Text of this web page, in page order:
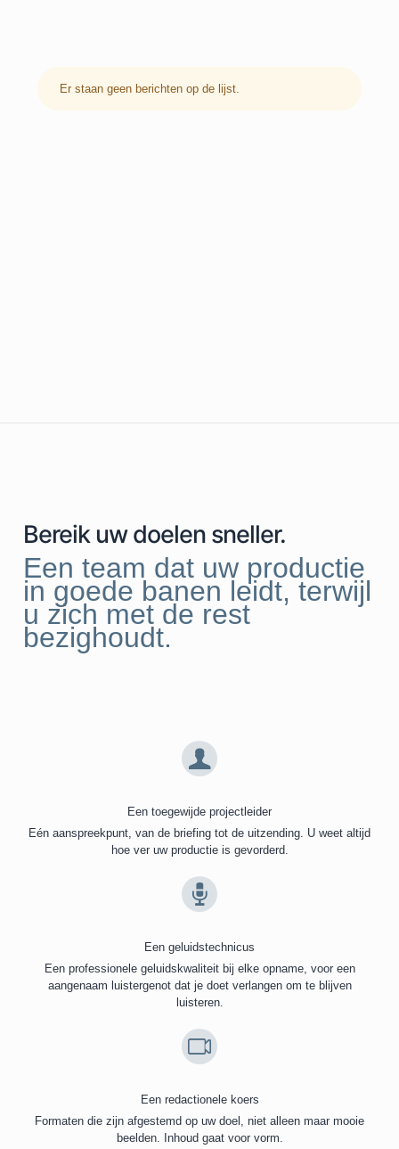
Er staan geen berichten op de lijst.
Bereik uw doelen sneller.
Een team dat uw productie
in goede banen leidt, terwijl
u zich met de rest
bezighoudt.
Een toegewijde projectleider
Eén aanspreekpunt, van de briefing tot de uitzending. U weet altijd
hoe ver uw productie is gevorderd.
Een geluidstechnicus
Een professionele geluidskwaliteit bij elke opname, voor een
aangenaam luistergenot dat je doet verlangen om te blijven
luisteren.
Een redactionele koers
Formaten die zijn afgestemd op uw doel, niet alleen maar mooie
beelden. Inhoud gaat voor vorm.